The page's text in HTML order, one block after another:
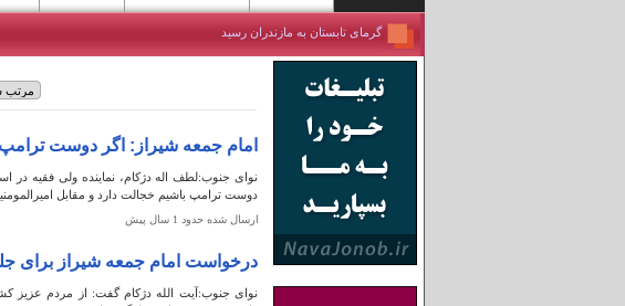
گرمای تابستان به مازندران رسید
مسابقات اسبدوانی کورس بهاره گنبدکاووس
برداشت برنج از شالیزارهای شمال - سوادکوه
تازه‌ترین وضعیت تنگه هرمز
ییلاقات سوادکوه؛ پناهگاه خنک در اوج گرمای تابستان
مسابقات کشتی سنتی لوچو - روستای چرات
روستای گردشگری قلات - شیراز
پل محور «رودان - بندرعباس» پس حمله آمریکا
بندرعباس جان ایران
مسافران دریاچه «زنده» ارومیه
امام جمعه شیراز: اگر دوست
نوای جنوب:لطف اله دژکام، نماینده ولی فقیه
دوست ترامپ باشیم خجالت دارد و مقابل
ارسال شده حدود 1 سال پيش
درخواست امام جمعه شیراز برای
نوای جنوب:آیت الله دژکام گفت: از مردم